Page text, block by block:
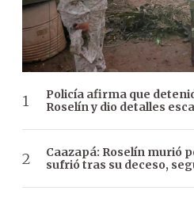
Policía afirma que
Roselín y dio detalles
Caazapá: Roselín murió
sufrió tras su deceso,